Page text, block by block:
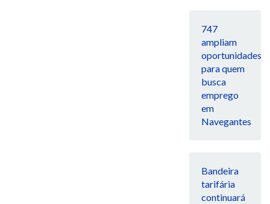
747
ampliam
oportunidades
para quem
busca
emprego
em
Navegantes
Bandeira
tarifária
continuará